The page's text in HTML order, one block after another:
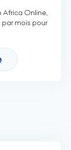
Africa Online,
mois pour